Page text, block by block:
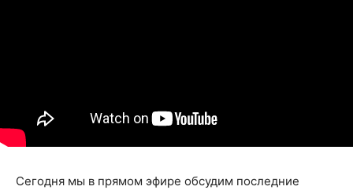
Сегодня мы в прямом эфире обсудим последние